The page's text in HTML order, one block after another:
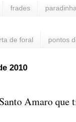
frades
de foral pontos
2010
Amaro que